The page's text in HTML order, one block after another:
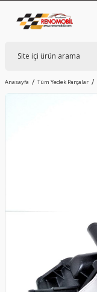
Anasayfa Tüm Yedek Parçalar